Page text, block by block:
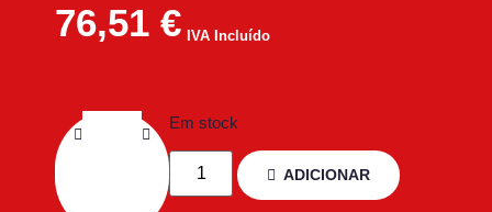
76,51 € IVA Incluído
Em stock
ADICIONAR